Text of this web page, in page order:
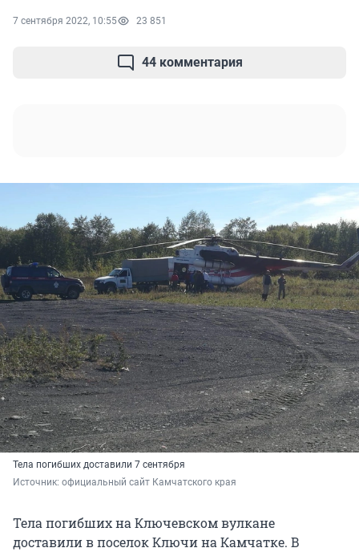
7 сентября 2022, 10:55 23 851
44 комментария
Тела погибших доставили 7 сентября
Источник: официальный сайт Камчатского края
Тела погибших на Ключевском вулкане
доставили в поселок Ключи на Камчатке. В